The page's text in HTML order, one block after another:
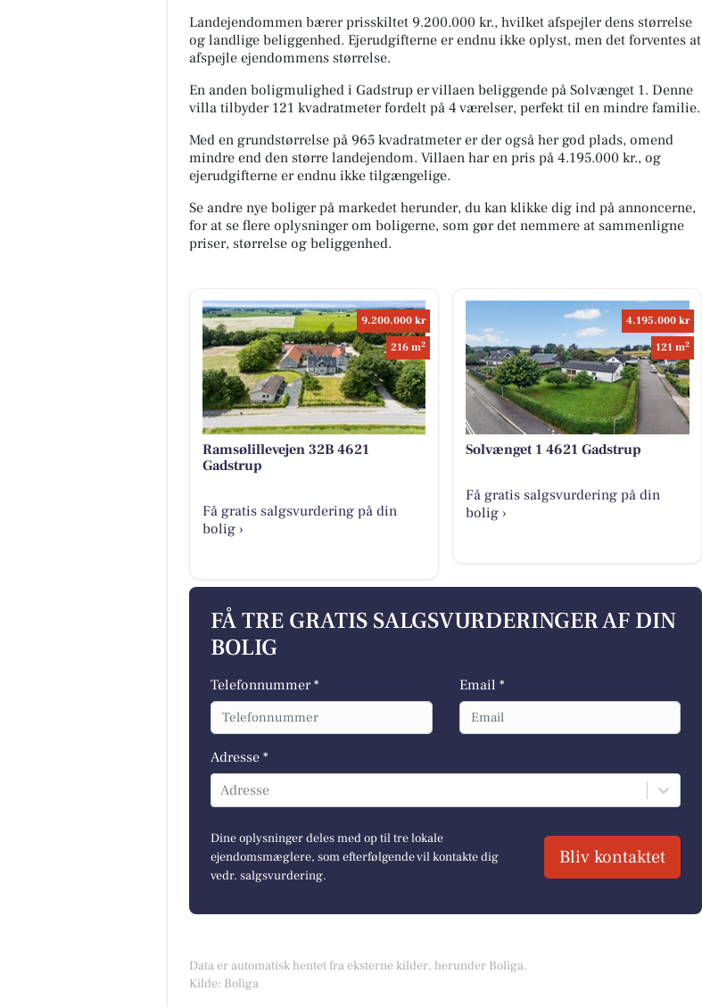
Landejendommen bærer prisskiltet 9.200.000 kr., hvilket afspejler dens størrelse
og landlige beliggenhed. Ejerudgifterne er endnu ikke oplyst, men det forventes at
afspejle ejendommens størrelse.
En anden boligmulighed i Gadstrup er villaen beliggende på Solvænget 1. Denne
villa tilbyder 121 kvadratmeter fordelt på 4 værelser, perfekt til en mindre familie.
Med en grundstørrelse på 965 kvadratmeter er der også her god plads, omend
mindre end den større landejendom. Villaen har en pris på 4.195.000 kr., og
ejerudgifterne er endnu ikke tilgængelige.
Se andre nye boliger på markedet herunder, du kan klikke dig ind på annoncerne,
for at se flere oplysninger om boligerne, som gør det nemmere at sammenligne
priser, størrelse og beliggenhed.
9.200.000 kr
216 m2
Ramsølillevejen 32B 4621
Gadstrup
Få gratis salgsvurdering på din
bolig ›
4.195.000 kr
121 m2
Solvænget 1 4621 Gadstrup
Få gratis salgsvurdering på din
bolig ›
FÅ TRE GRATIS SALGSVURDERINGER AF DIN
BOLIG
Telefonnummer * Email *
Adresse *
Adresse
Dine oplysninger deles med op til tre lokale
ejendomsmæglere, som efterfølgende vil kontakte dig
vedr. salgsvurdering.
Bliv kontaktet
Data er automatisk hentet fra eksterne kilder, herunder Boliga.
Kilde: Boliga